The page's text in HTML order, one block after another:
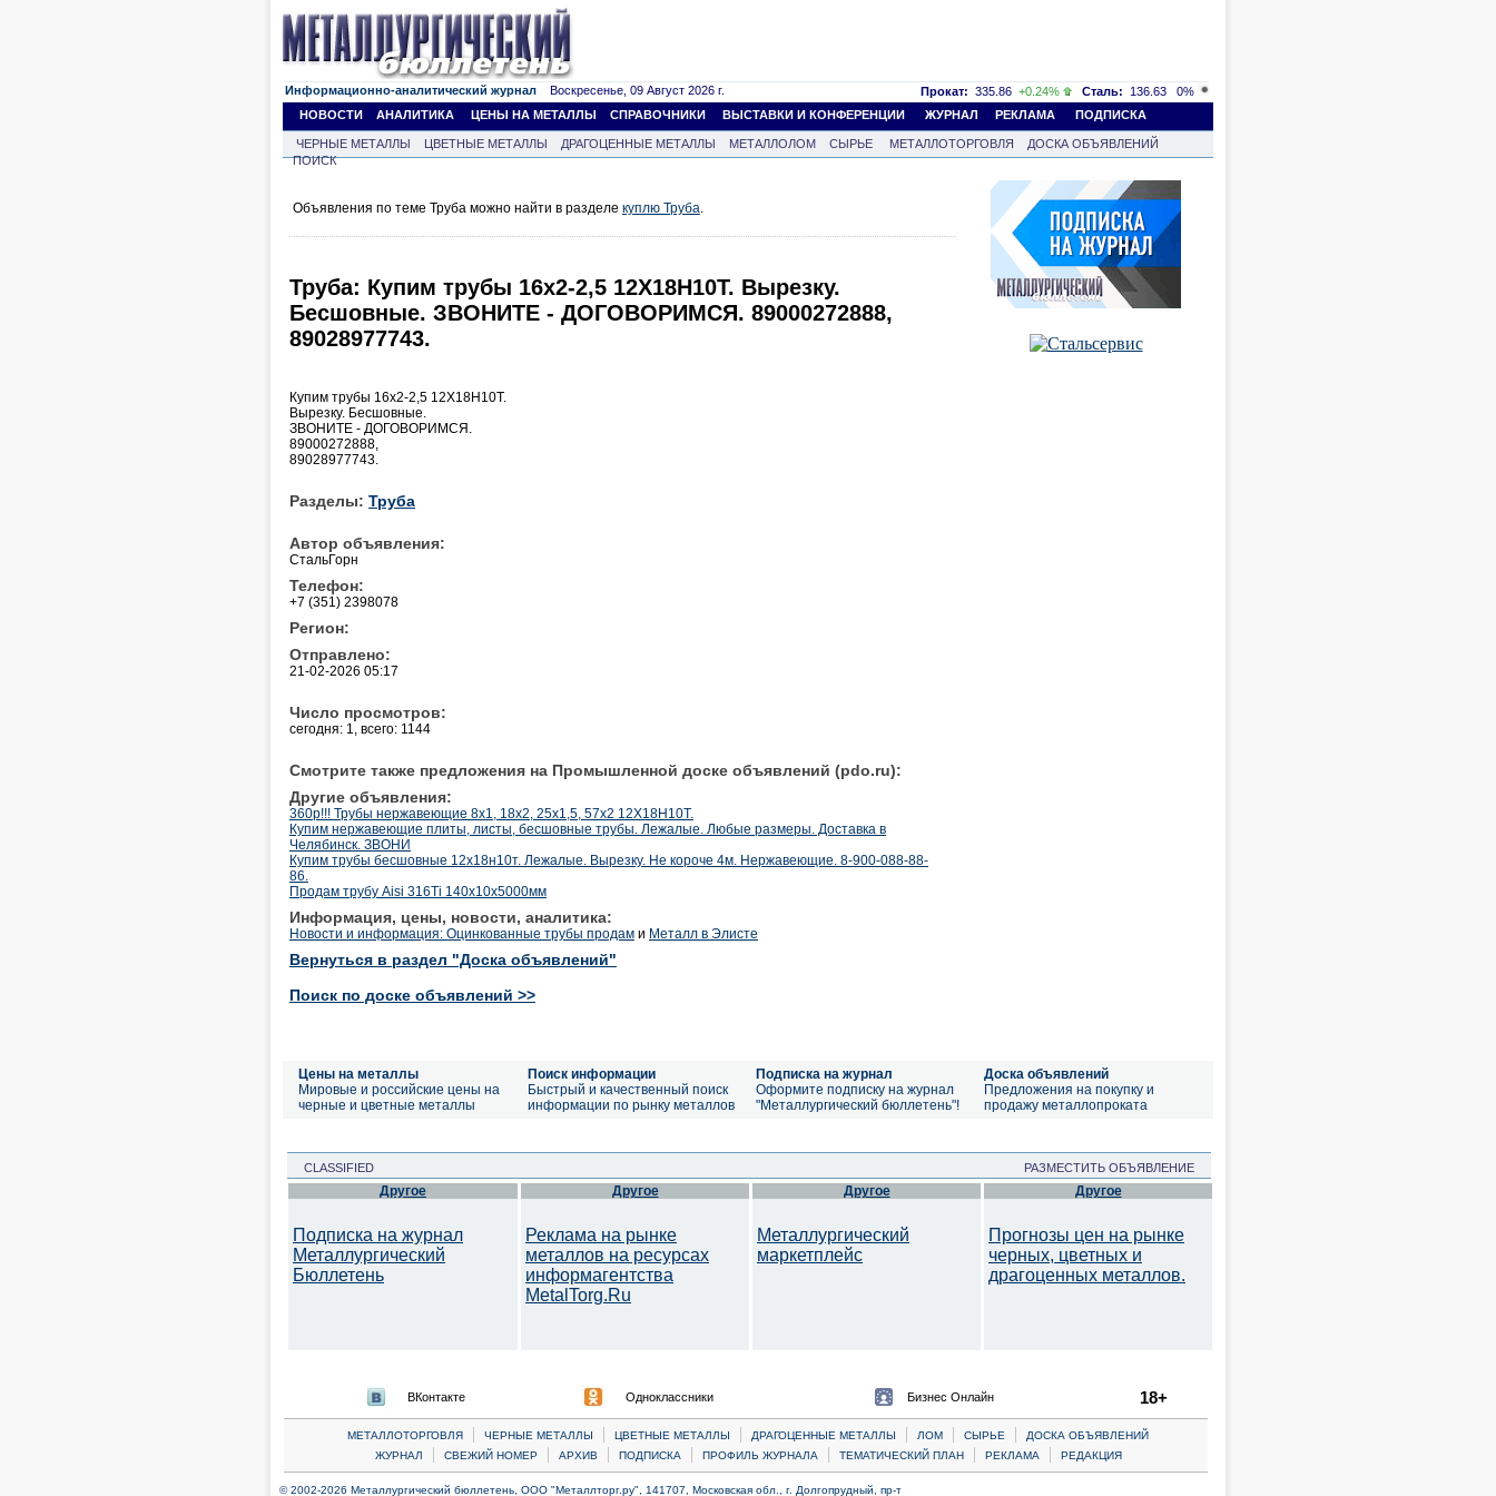
Информационно-аналитический журнал Воскресенье, 09 Август 2026 г. Прокат: 335.86 +0.24% Сталь: 136.63
0%
НОВОСТИ
АНАЛИТИКА ЦЕНЫ НА МЕТАЛЛЫ СПРАВОЧНИКИ ВЫСТАВКИ И КОНФЕРЕНЦИИ ЖУРНАЛ РЕКЛАМА ПОДПИСКА
ЧЕРНЫЕ МЕТАЛЛЫ ЦВЕТНЫЕ МЕТАЛЛЫ ДРАГОЦЕННЫЕ МЕТАЛЛЫ МЕТАЛЛОЛОМ СЫРЬЕ МЕТАЛЛОТОРГОВЛЯ
ДОСКА ОБЪЯВЛЕНИЙ
ПОИСК
Объявления по теме Труба можно найти в разделе куплю Труба.
Труба: Купим трубы 16х2-2,5 12Х18Н10Т. Вырезку.
Бесшовные. ЗВОНИТЕ - ДОГОВОРИМСЯ. 89000272888,
89028977743.
Купим трубы 16х2-2,5 12Х18Н10Т.
Вырезку. Бесшовные.
ЗВОНИТЕ - ДОГОВОРИМСЯ.
89000272888,
89028977743.
Разделы: Труба
Автор объявления:
СтальГорн
Телефон:
+7 (351) 2398078
Регион:
Отправлено:
21-02-2026 05:17
Число просмотров:
сегодня: 1, всего: 1144
Смотрите также предложения на Промышленной доске объявлений (pdo.ru):
Другие объявления:
360р!!! Трубы нержавеющие 8х1, 18х2, 25х1,5, 57х2 12Х18Н10Т.
Купим нержавеющие плиты, листы, бесшовные трубы. Лежалые. Любые размеры. Доставка в
Челябинск. ЗВОНИ
Купим трубы бесшовные 12х18н10т. Лежалые. Вырезку. Не короче 4м. Нержавеющие. 8-900-088-88-
86.
Продам трубу Aisi 316Ti 140x10x5000мм
Информация, цены, новости, аналитика:
Новости и информация: Оцинкованные трубы продам и Металл в Элисте
Вернуться в раздел "Доска объявлений"
Поиск по доске объявлений >>
Цены на металлы
Мировые и российские цены на
черные и цветные металлы
Поиск информации
Быстрый и качественный поиск
информации по рынку металлов
Подписка на журнал
Оформите подписку на журнал
"Металлургический бюллетень"!
Доска объявлений
Предложения на покупку и
продажу металлопроката
CLASSIFIED РАЗМЕСТИТЬ ОБЪЯВЛЕНИЕ
Другое
Подписка на журнал
Металлургический
Бюллетень
Другое
Реклама на рынке
металлов на ресурсах
информагентства
MetalTorg.Ru
Другое
Металлургический
маркетплейс
Другое
Прогнозы цен на рынке
черных, цветных и
драгоценных металлов.
ВКонтакте Одноклассники Бизнес Онлайн 18+
МЕТАЛЛОТОРГОВЛЯ | ЧЕРНЫЕ МЕТАЛЛЫ | ЦВЕТНЫЕ МЕТАЛЛЫ | ДРАГОЦЕННЫЕ МЕТАЛЛЫ | ЛОМ | CЫРЬЕ |
ДОСКА ОБЪЯВЛЕНИЙ
ЖУРНАЛ
| СВЕЖИЙ НОМЕР | АРХИВ | ПОДПИСКА | ПРОФИЛЬ ЖУРНАЛА | ТЕМАТИЧЕСКИЙ ПЛАН | РЕКЛАМА | РЕДАКЦИЯ
© 2002-2026 Металлургический бюллетень, ООО "Металлторг.ру", 141707, Московская обл., г. Долгопрудный, пр-т